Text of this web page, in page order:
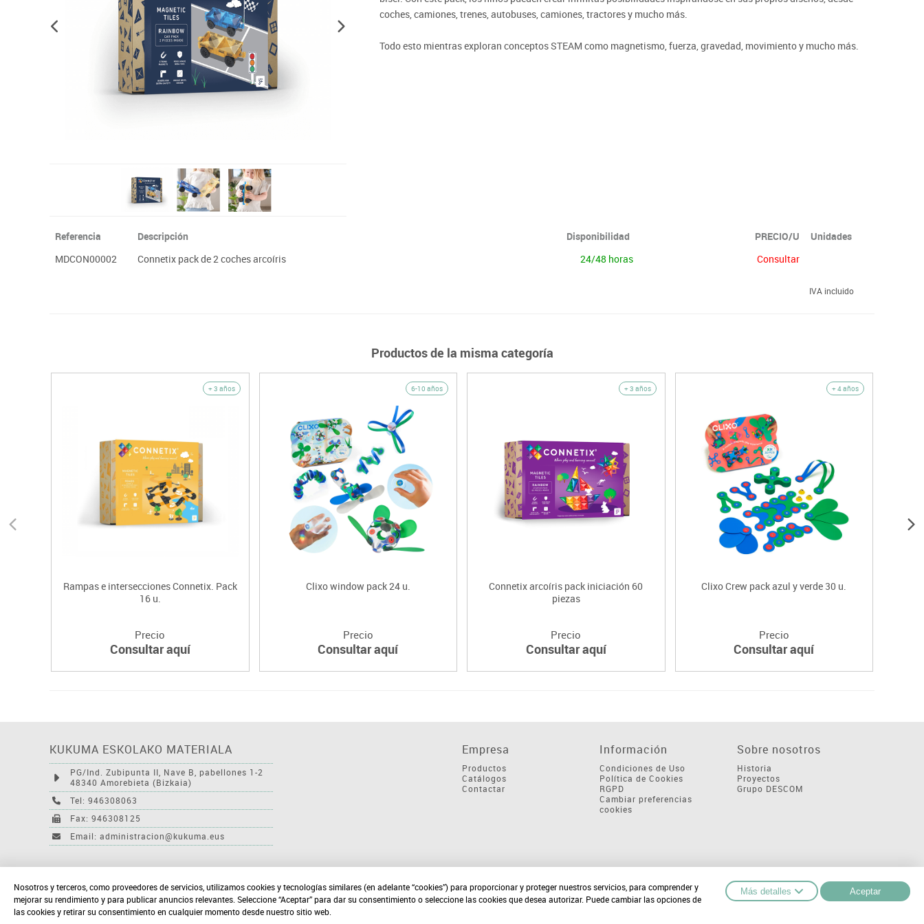
Plastifica, encuaderna, destruye
Papel y manipulados
Lenguaje & idiomas
coches, camiones, trenes, autobuses, camiones, tractores y mucho más.
Todo esto mientras exploran conceptos STEAM como magnetismo, fuerza, gravedad, movimiento y mucho más.
Referencia Descripción Disponibilidad PRECIO/U
Unidades
MDCON00002
Connetix pack de 2 coches arcoíris 24/48 horas Consultar
IVA incluido
Productos de la misma categoría
+ 3 años
Rampas e intersecciones Connetix. Pack
16 u.
Precio
Consultar aquí
6-10 años
Clixo window pack 24 u.
Precio
Consultar aquí
+ 3 años
Connetix arcoíris pack iniciación 60
piezas
Precio
Consultar aquí
+ 4 años
Clixo Crew pack azul y verde 30 u.
Precio
Consultar aquí
KUKUMA ESKOLAKO MATERIALA
PG/Ind. Zubipunta II, Nave B, pabellones 1-2
48340 Amorebieta (Bizkaia)
Tel: 946308063
Fax: 946308125
Email: administracion@kukuma.eus
Empresa
Productos
Catálogos
Contactar
Información
Condiciones de Uso
Política de Cookies
RGPD
Cambiar preferencias
cookies
Sobre nosotros
Historia
Proyectos
Grupo DESCOM
Nosotros y terceros, como proveedores de servicios, utilizamos cookies y tecnologías similares (en adelante “cookies”) para proporcionar y proteger nuestros servicios, para comprender y
mejorar su rendimiento y para publicar anuncios relevantes. Seleccione “Aceptar” para dar su consentimiento o seleccione las cookies que desea autorizar. Puede cambiar las opciones de
las cookies y retirar su consentimiento en cualquier momento desde nuestro sitio web.
Más detalles Aceptar